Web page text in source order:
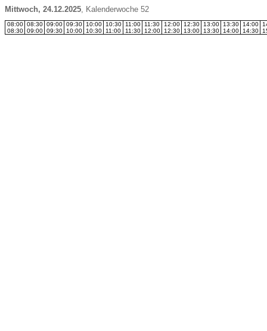
Mittwoch, 24.12.2025, Kalenderwoche 52
08:00
08:30
08:30
09:00
09:00
09:30
09:30
10:00
10:00
10:30
10:30
11:00
11:00
11:30
11:30
12:00
12:00
12:30
12:30
13:00
13:00
13:30
13:30
14:00
14:00
14:30